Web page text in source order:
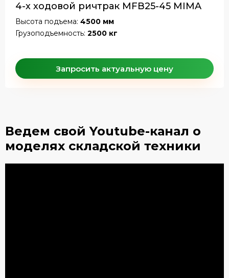
4-х ходовой ричтрак MFB25-45 MIMA
Высота подъема: 4500 мм
Грузоподъемность: 2500 кг
Запросить актуальную цену
Ведем свой Youtube-канал о
моделях складской техники